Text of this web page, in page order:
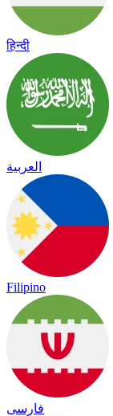
हिन्दी
العربية
Filipino
فارسی